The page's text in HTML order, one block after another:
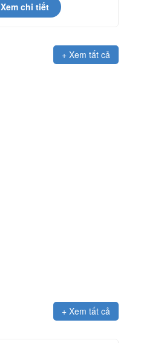
Xem chi tiết
+ Xem tất cả
+ Xem tất cả